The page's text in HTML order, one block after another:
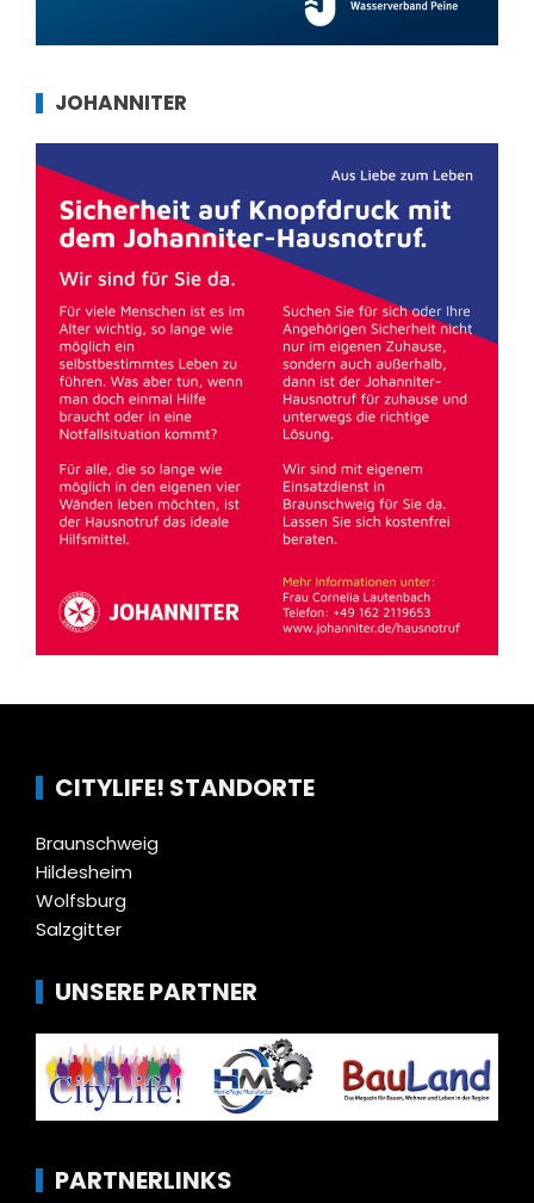
JOHANNITER
CITYLIFE! STANDORTE
Braunschweig
Hildesheim
Wolfsburg
Salzgitter
UNSERE PARTNER
PARTNERLINKS